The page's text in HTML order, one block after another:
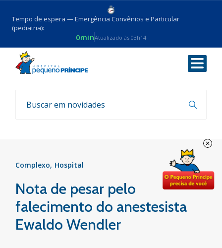
Tempo de espera — Emergência Convênios e Particular
(pediatria):
0minAtualizado às 03h14
Voltar
Notícias
Complexo Hospital
Nota de pesar pelo
falecimento do anestesista
Ewaldo Wendler